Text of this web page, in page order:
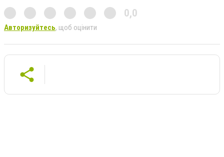
0,0
Авторизуйтесь, щоб оцінити